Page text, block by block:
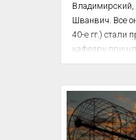
Шванвич. Все
40-е гг.) стали
кафедру
относился и
широк. На
следующие
сравнительная
протозоология,